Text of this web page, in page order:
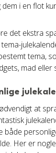
i en flot
det ekstra
tema,
mad eller
at
både
Her er